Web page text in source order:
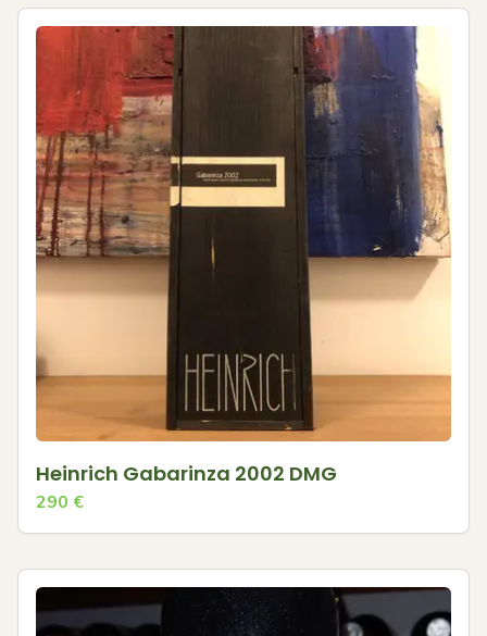
Heinrich Gabarinza 2002 DMG
290 €